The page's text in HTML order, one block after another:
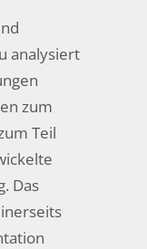
analysiert
zum
Teil
Das